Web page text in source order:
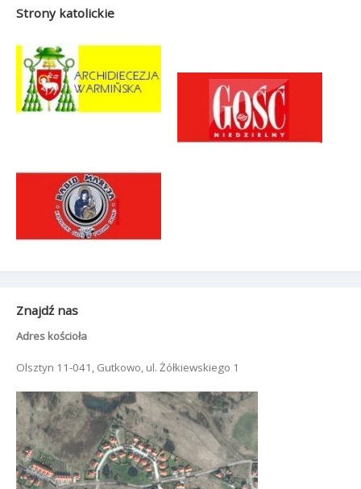
Strony katolickie
Znajdź nas
Adres kościoła
Olsztyn 11-041, Gutkowo, ul. Żółkiewskiego 1